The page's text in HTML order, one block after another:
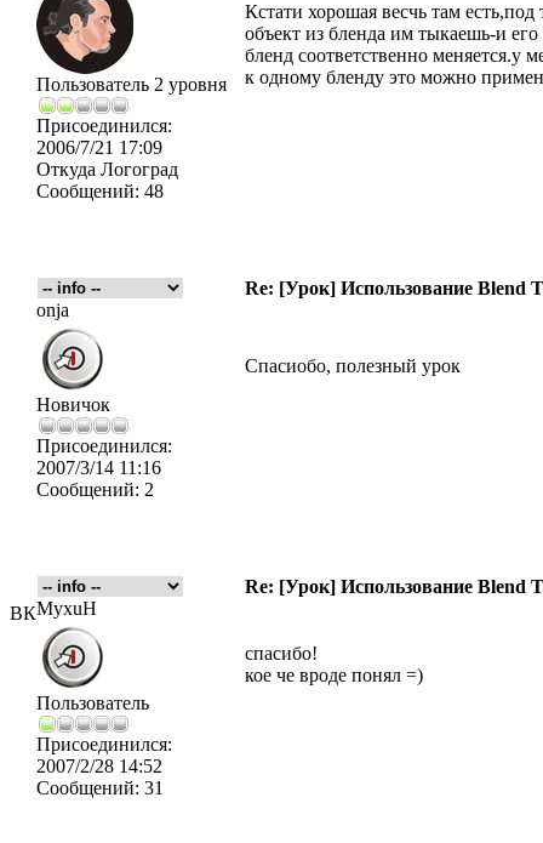
ВК
Пользователь 2 уровня
Присоединился:
2006/7/21 17:09
Откуда Логоград
Сообщений: 48
Кстати хорошая весчь там
объект из бленда им тыкаешь-и
бленд соответственно меняется.у
к одному бленду это можно
Re: [Урок] Использование Blend
onja
Новичок
Присоединился:
2007/3/14 11:16
Сообщений: 2
Спасиобо, полезный урок
Re: [Урок] Использование Blend
MyxuH
Пользователь
Присоединился:
2007/2/28 14:52
Сообщений: 31
спасибо!
кое че вроде понял =)